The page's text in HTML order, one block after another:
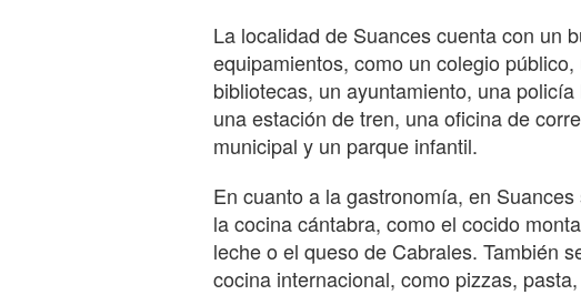
La localidad de Suances cuenta con un
equipamientos, como un colegio
bibliotecas, un ayuntamiento, una
una estación de tren, una oficina de
municipal y un parque infantil.
En cuanto a la gastronomía, en
la cocina cántabra, como el cocido
leche o el queso de Cabrales. También
cocina internacional, como pizzas,